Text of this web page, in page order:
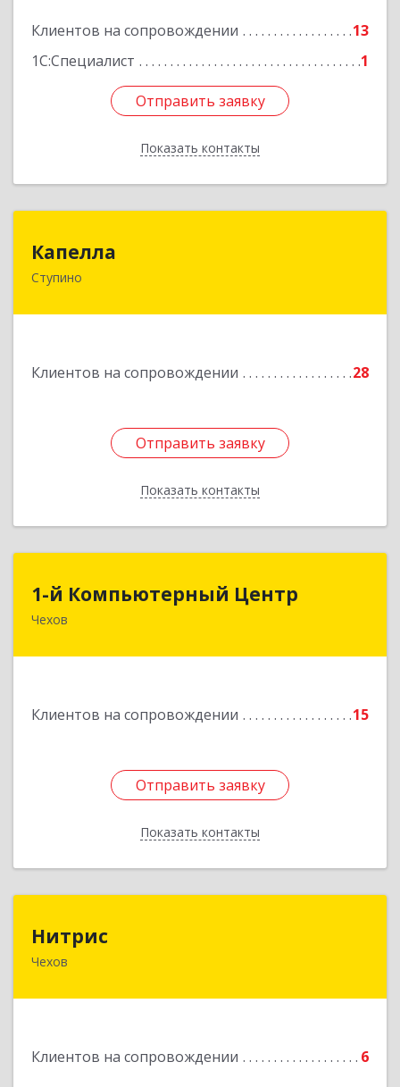
Клиентов на сопровождении
13
1С:Специалист
1
Отправить заявку
Показать контакты
Подробнее
Отправить заявку
Назад
Капелла
Ступино
Клиентов на сопровождении 28
Отправить заявку
Показать контакты
142800, Московская обл, Ступино г, Андропова
Отправить заявку
Назад
1-й Компьютерный Центр
Чехов
Клиентов на сопровождении 15
Отправить заявку
Показать контакты
1-й Компьютерный Центр
142306, Московская обл, Чеховский р-н, Чехов
Отправить заявку
Назад
Нитрис
Чехов
Клиентов на сопровождении 6
142350, Московская обл, Чехов м.о., Столбовая